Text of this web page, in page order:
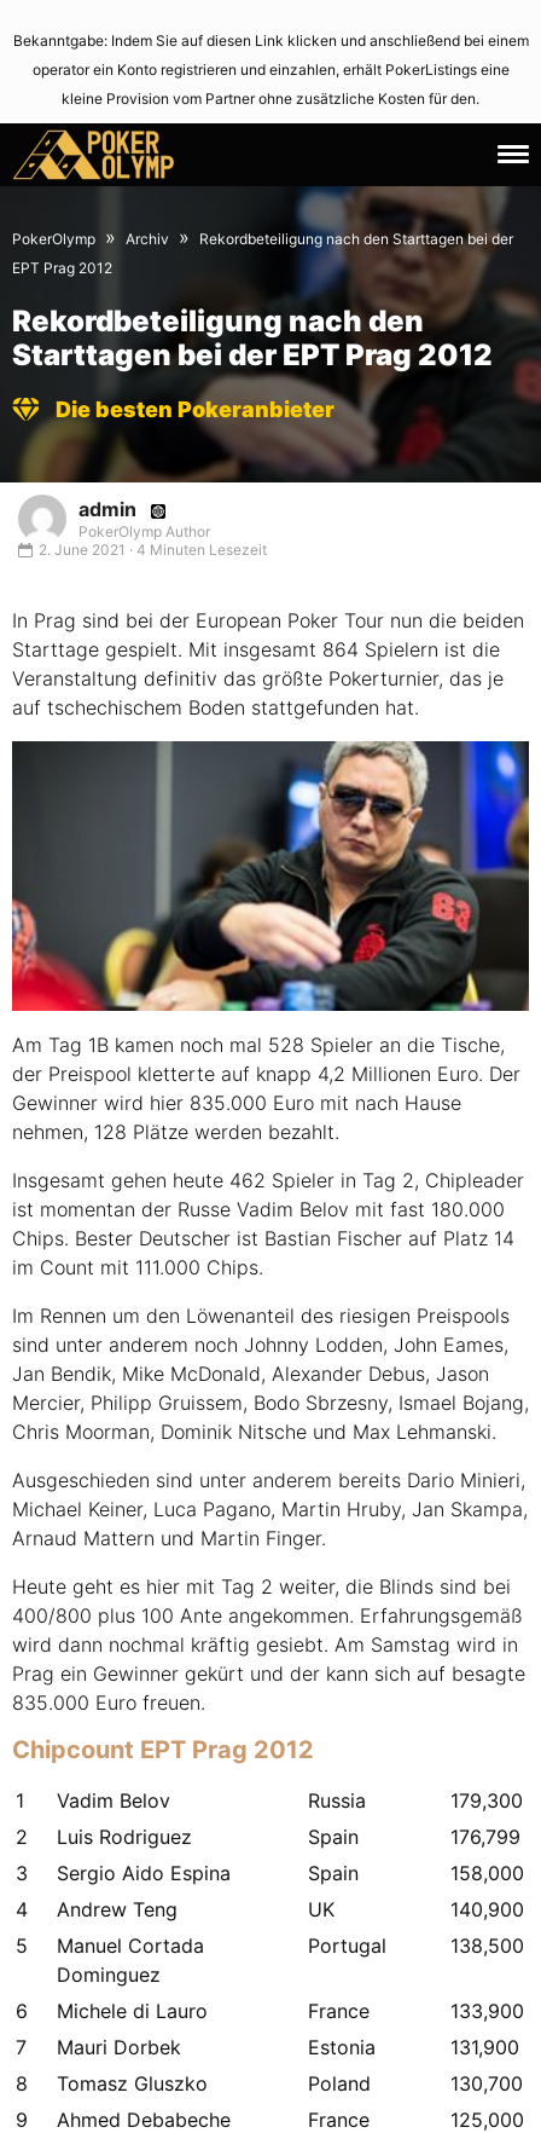
Bekanntgabe: Indem Sie auf diesen Link klicken und anschließend bei einem
operator ein Konto registrieren und einzahlen, erhält PokerListings eine
kleine Provision vom Partner ohne zusätzliche Kosten für den.
December
2012
2,
2021
PokerOlymp » Archiv »
Rekordbeteiligung nach den Starttagen bei der
EPT Prag 2012
Rekordbeteiligung nach den
Starttagen bei der EPT Prag 2012
Die besten Pokeranbieter
admin
PokerOlymp Author
2. June 2021 · 4 Minuten Lesezeit
In Prag sind bei der European Poker Tour nun die beiden
Starttage gespielt. Mit insgesamt 864 Spielern ist die
Veranstaltung definitiv das größte Pokerturnier, das je
auf tschechischem Boden stattgefunden hat.
Am Tag 1B kamen noch mal 528 Spieler an die Tische,
der Preispool kletterte auf knapp 4,2 Millionen Euro. Der
Gewinner wird hier 835.000 Euro mit nach Hause
nehmen, 128 Plätze werden bezahlt.
Insgesamt gehen heute 462 Spieler in Tag 2, Chipleader
ist momentan der Russe Vadim Belov mit fast 180.000
Chips. Bester Deutscher ist Bastian Fischer auf Platz 14
im Count mit 111.000 Chips.
Im Rennen um den Löwenanteil des riesigen Preispools
sind unter anderem noch Johnny Lodden, John Eames,
Jan Bendik, Mike McDonald, Alexander Debus, Jason
Mercier, Philipp Gruissem, Bodo Sbrzesny, Ismael Bojang,
Chris Moorman, Dominik Nitsche und Max Lehmanski.
Ausgeschieden sind unter anderem bereits Dario Minieri,
Michael Keiner, Luca Pagano, Martin Hruby, Jan Skampa,
Arnaud Mattern und Martin Finger.
Heute geht es hier mit Tag 2 weiter, die Blinds sind bei
400/800 plus 100 Ante angekommen. Erfahrungsgemäß
wird dann nochmal kräftig gesiebt. Am Samstag wird in
Prag ein Gewinner gekürt und der kann sich auf besagte
835.000 Euro freuen.
Chipcount EPT Prag 2012
1 Vadim Belov Russia
179,300
2
Luis Rodriguez Spain
176,799
3
Sergio Aido Espina Spain
158,000
4
Andrew Teng UK
140,900
5
Manuel Cortada
Dominguez
Portugal 138,500
6 Michele di Lauro France
133,900
7
Mauri Dorbek Estonia
131,900
8
Tomasz Gluszko Poland
130,700
9
Ahmed Debabeche France
125,000